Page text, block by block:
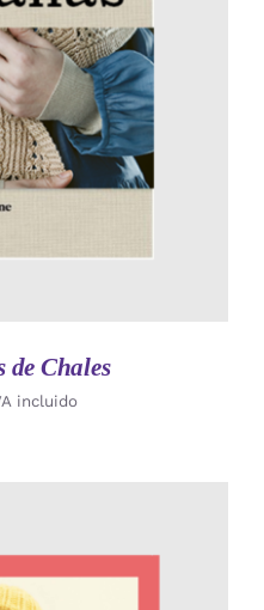
/
de Chales
incluido